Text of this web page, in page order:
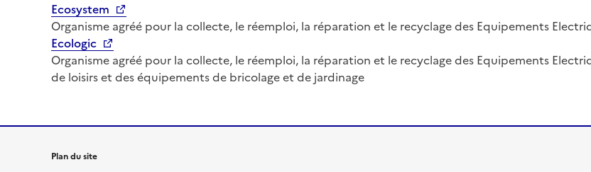
Ecosystem
Organisme agréé pour la collecte, le réemploi, la réparation et le recyclage des Equipements
Ecologic
Organisme agréé pour la collecte, le réemploi, la réparation et le recyclage des Equipements
de loisirs et des équipements de bricolage et de jardinage
Plan du site